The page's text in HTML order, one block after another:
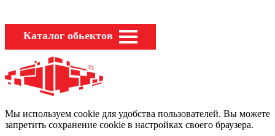
Каталог обьектов
Мы используем cookie для удобства пользователей. Вы можете
запретить сохранение cookie в настройках своего браузера.